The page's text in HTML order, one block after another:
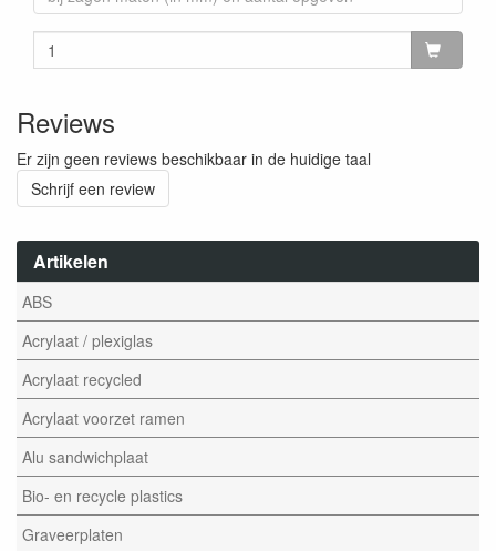
Artikelen
ABS
Acrylaat / plexiglas
Acrylaat recycled
Acrylaat voorzet ramen
Alu sandwichplaat
Bio- en recycle plastics
Graveerplaten
Reviews
Er zijn geen reviews beschikbaar in de huidige taal
Schrijf een review